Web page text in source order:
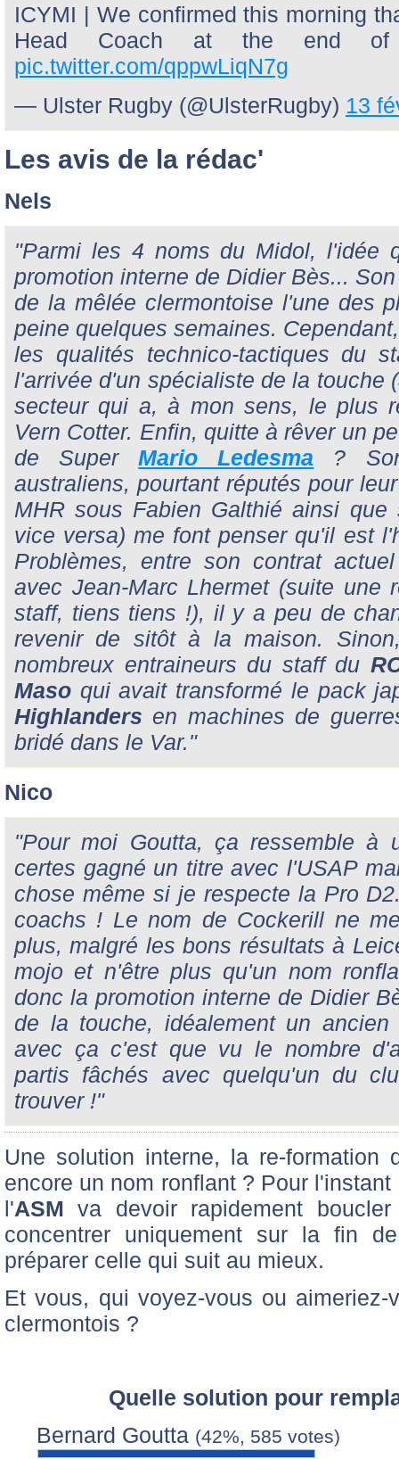
ICYMI | We confirmed this morning
Head Coach at the end
pic.twitter.com/qppwLiqN7g
— Ulster Rugby (@UlsterRugby) 13
Les avis de la rédac'
Nels
"Parmi les 4 noms du Midol, l'idée
promotion interne de Didier Bès...
de la mêlée clermontoise l'une des
peine quelques semaines.
les qualités technico-tactiques du
l'arrivée d'un spécialiste de la touche (
secteur qui a, à mon sens, le plus
Vern Cotter. Enfin, quitte à rêver un
de SuperMario Ledesma ?
australiens, pourtant réputés pour
MHR sous Fabien Galthié ainsi
vice versa) me font penser qu'il est
Problèmes, entre son contrat
avec Jean-Marc Lhermet (suite une
staff, tiens tiens !), il y a peu de
revenir de sitôt à la maison.
nombreux entraineurs du staff du
Maso qui avait transformé le pack
Highlanders en machines de
bridé dans le Var."
Nico
"Pour moi Goutta, ça ressemble à
certes gagné un titre avec l'USAP
chose même si je respecte la Pro
coachs ! Le nom de Cockerill ne
plus, malgré les bons résultats à
mojo et n'être plus qu'un nom
donc la promotion interne de Didier
de la touche, idéalement un
avec ça c'est que vu le nombre
partis fâchés avec quelqu'un du
trouver !"
Une solution interne, la re-
encore un nom ronflant ? Pour
l'ASM va devoir rapidement
concentrer uniquement sur la fin
préparer celle qui suit au mieux.
Et vous, qui voyez-vous ou
clermontois ?
Quelle solution pour
Bernard Goutta (42%, 585 votes)